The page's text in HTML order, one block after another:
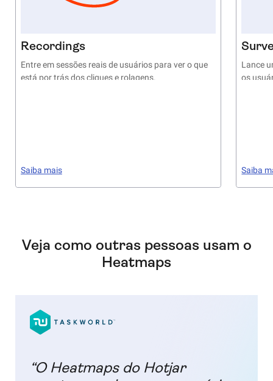
Recordings
Entre em sessões reais de usuários para ver o que
está por trás dos cliques e rolagens.
Saiba mais
Lance
os
Saiba
Veja como outras pessoas usam o
Heatmaps
“O Heatmaps do Hotjar